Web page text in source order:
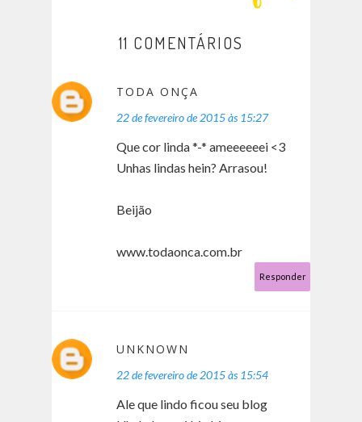
11 COMENTÁRIOS
TODA ONÇA
22 de fevereiro de 2015 às 15:27
Que cor linda *-* ameeeeeei <3
Unhas lindas hein? Arrasou!
Beijão
www.todaonca.com.br
Responder
UNKNOWN
22 de fevereiro de 2015 às 15:54
Ale que lindo ficou seu blog